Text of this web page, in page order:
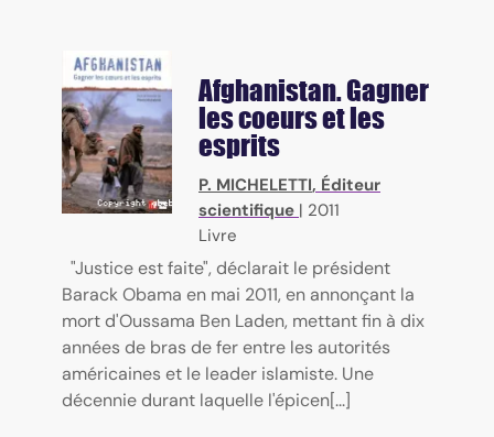
Afghanistan. Gagner
les coeurs et les
esprits
P. MICHELETTI, Éditeur
scientifique | 2011
Livre
"Justice est faite", déclarait le président
Barack Obama en mai 2011, en annonçant la
mort d'Oussama Ben Laden, mettant fin à dix
années de bras de fer entre les autorités
américaines et le leader islamiste. Une
décennie durant laquelle l'épicen[...]